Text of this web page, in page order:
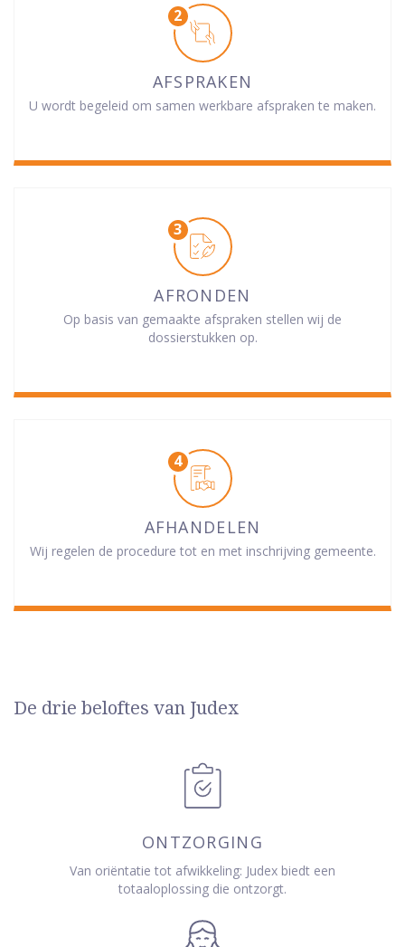
AFSPRAKEN
U wordt begeleid om samen werkbare afspraken te maken.
AFRONDEN
Op basis van gemaakte afspraken stellen wij de
dossierstukken op.
AFHANDELEN
Wij regelen de procedure tot en met inschrijving gemeente.
De drie beloftes van Judex
ONTZORGING
Van oriëntatie tot afwikkeling: Judex biedt een
totaaloplossing die ontzorgt.